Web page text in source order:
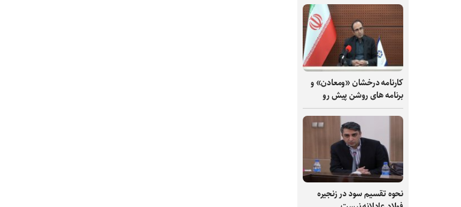
کارنامه درخشان «ومعادن» و
برنامه های روشن پیش رو
نحوه تقسیم سود در زنجیره